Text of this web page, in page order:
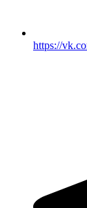
https://